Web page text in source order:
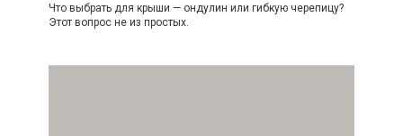
Что выбрать для крыши — ондулин или гибкую черепицу?
Этот вопрос не из простых.